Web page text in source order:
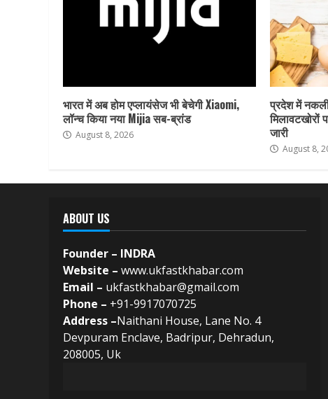
भारत में अब होम एप्लायंसेज भी बेचेगी Xiaomi,
लॉन्च किया नया Mijia सब-ब्रांड
August 8, 2026
प्रदेश में
जारी
August 8,
ABOUT US
Founder – INDRA
Website – www.ukfastkhabar.com
Email – ukfastkhabar@gmail.com
Phone – +91-9917070725
Address –Naithani House, Lane No. 4
Devpuram Enclave, Badripur, Dehradun,
208005, Uk